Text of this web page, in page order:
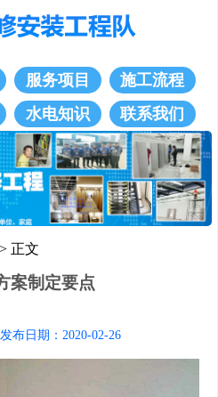
服务项目
施工流程
水电知识 联系我们
> 正文
案制定要点
布日期：2020-02-26